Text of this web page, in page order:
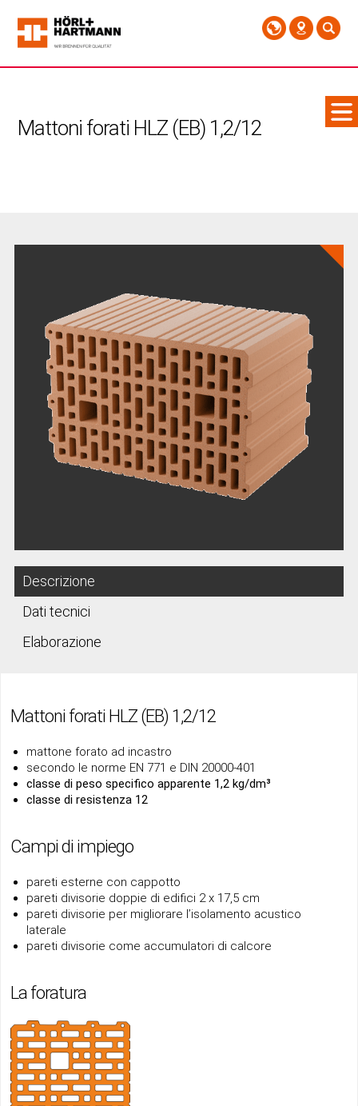
Mattoni forati HLZ (EB) 1,2/12
Descrizione
Dati tecnici
Elaborazione
Mattoni forati HLZ (EB) 1,2/12
mattone forato ad incastro
secondo le norme EN 771 e DIN 20000-401
classe di peso specifico apparente 1,2 kg/dm³
classe di resistenza 12
Campi di impiego
pareti esterne con cappotto
pareti divisorie doppie di edifici 2 x 17,5 cm
pareti divisorie per migliorare l’isolamento acustico
laterale
pareti divisorie come accumulatori di calcore
La foratura